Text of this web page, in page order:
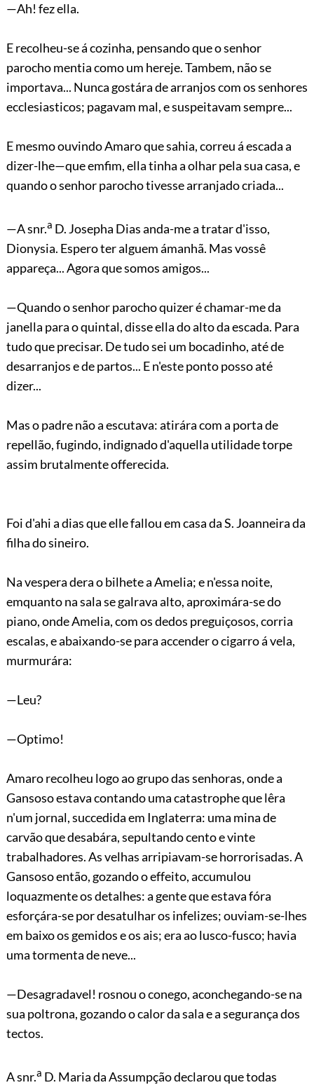
—Ah! fez ella.
E recolheu-se á cozinha, pensando que o senhor
parocho mentia como um hereje. Tambem, não se
importava... Nunca gostára de arranjos com os senhores
ecclesiasticos; pagavam mal, e suspeitavam sempre...
E mesmo ouvindo Amaro que sahia, correu á escada a
dizer-lhe—que emfim, ella tinha a olhar pela sua casa, e
quando o senhor parocho tivesse arranjado criada...
—A snr.a D. Josepha Dias anda-me a tratar d'isso,
Dionysia. Espero ter alguem ámanhã. Mas vossê
appareça... Agora que somos amigos...
—Quando o senhor parocho quizer é chamar-me da
janella para o quintal, disse ella do alto da escada. Para
tudo que precisar. De tudo sei um bocadinho, até de
desarranjos e de partos... E n'este ponto posso até
dizer...
Mas o padre não a escutava: atirára com a porta de
repellão, fugindo, indignado d'aquella utilidade torpe
assim brutalmente offerecida.
Foi d'ahi a dias que elle fallou em casa da S. Joanneira da
filha do sineiro.
Na vespera dera o bilhete a Amelia; e n'essa noite,
emquanto na sala se galrava alto, aproximára-se do
piano, onde Amelia, com os dedos preguiçosos,corria
escalas, e abaixando-se para accender o cigarro á vela,
murmurára:
—Leu?
—Optimo!
Amaro recolheu logo ao grupo das senhoras, onde a
Gansoso estava contando uma catastrophe que lêra
n'um jornal, succedida em Inglaterra: uma mina de
carvão que desabára, sepultando cento e vinte
trabalhadores. As velhas arripiavam-se horrorisadas. A
Gansoso então, gozando o effeito, accumulou
loquazmente os detalhes: a gente que estava fóra
esforçára-se por desatulhar os infelizes; ouviam-se-lhes
em baixo os gemidos e os ais; era ao lusco-fusco; havia
uma tormenta de neve...
—Desagradavel! rosnou o conego, aconchegando-se na
sua poltrona, gozando o calor da sala e a segurança dos
tectos.
A snr.a D. Maria da Assumpção declarou que todas